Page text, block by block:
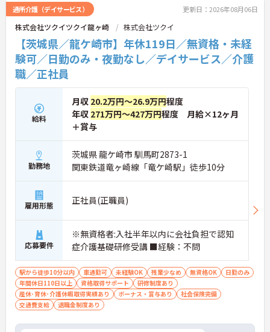
の抜け漏れを防ぐことができます。事務作業の負担
を減らすことで、利用者様との対話や「人にしかで
きないぬくもりのケア」に集中できる環境を整えて
います。新しい技術を取り入れながら、質の高いサ
ービスを目指しています。
通所介護（デイサービス） 更新日：2026年08月06日
株式会社ツクイツクイ龍ヶ崎 株式会社ツクイ
【茨城県／龍ケ崎市】年休119日／無資格・未経
験可／日勤のみ・夜勤なし／デイサービス／介護
職／正社員
給料
月収 20.2万円～26.9万円程度
年収 271万円～427万円程度 月給×12ヶ月
＋賞与
勤務地
茨城県 龍ケ崎市 馴馬町2873-1
関東鉄道竜ヶ崎線「竜ケ崎駅」徒歩10分
雇用形態 正社員(正職員)
応募要件
※無資格者:入社半年以内に会社負担で認知
症介護基礎研修受講 ■経験：不問
駅から徒歩10分以内 車通勤可 未経験OK 残業少なめ 無資格OK
日勤のみ
年間休日110日以上
資格取得サポート
研修制度あり
産休･育休･介護休暇取得実績あり
ボーナス・賞与あり
社会保険完備
交通費支給
退職金制度あり